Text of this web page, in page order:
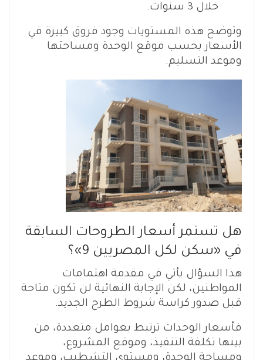
خلال 3 سنوات.
وتوضح هذه المستويات وجود فروق كبيرة في
الأسعار بحسب موقع الوحدة ومساحتها
وموعد التسليم.
هل تستمر أسعار الطروحات السابقة
في «سكن لكل المصريين 9»؟
هذا السؤال يأتي في مقدمة اهتمامات
المواطنين، لكن الإجابة النهائية لن تكون متاحة
قبل صدور كراسة شروط الطرح الجديد.
فأسعار الوحدات ترتبط بعوامل متعددة، من
بينها تكلفة التنفيذ، وموقع المشروع،